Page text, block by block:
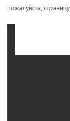
пожалуйста, страницу